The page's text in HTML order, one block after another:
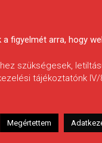
figyelmét arra, hogy
szükségesek,
tájékoztatónk
Megértettem